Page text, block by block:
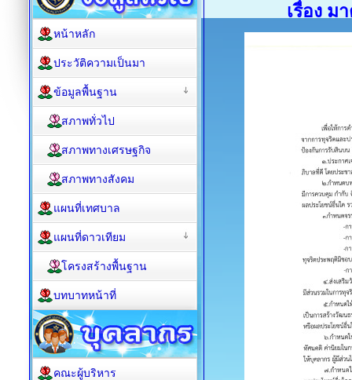
เรื่อง ม
หน้าหลัก
ประวัติความเป็นมา
ข้อมูลพื้นฐาน
สภาพทั่วไป
สภาพทางเศรษฐกิจ
สภาพทางสังคม
แผนที่เทศบาล
แผนที่ดาวเทียม
โครงสร้างพื้นฐาน
บทบาทหน้าที่
คณะผู้บริหาร